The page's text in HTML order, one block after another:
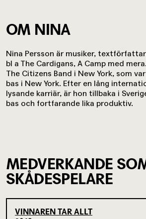
OM NINA
Nina Persson är musiker,
bl a The Cardigans, A Camp med
The Citizens Band i New York, som
bas i New York. Efter en lång
lysande karriär, är hon tillbaka i
bas och fortfarande lika produktiv.
MEDVERKANDE
SKÅDESPELARE
VINNAREN TAR ALLT